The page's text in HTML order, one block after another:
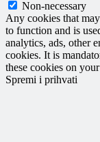
Non-necessary
Any cookies that
to function and is
analytics, ads, other
cookies. It is
these cookies on
Spremi i prihvati